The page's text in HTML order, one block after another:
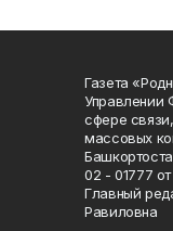
Газета
Управлении
сфере
массовых
02 - 01777 от
Главный
Равиловна